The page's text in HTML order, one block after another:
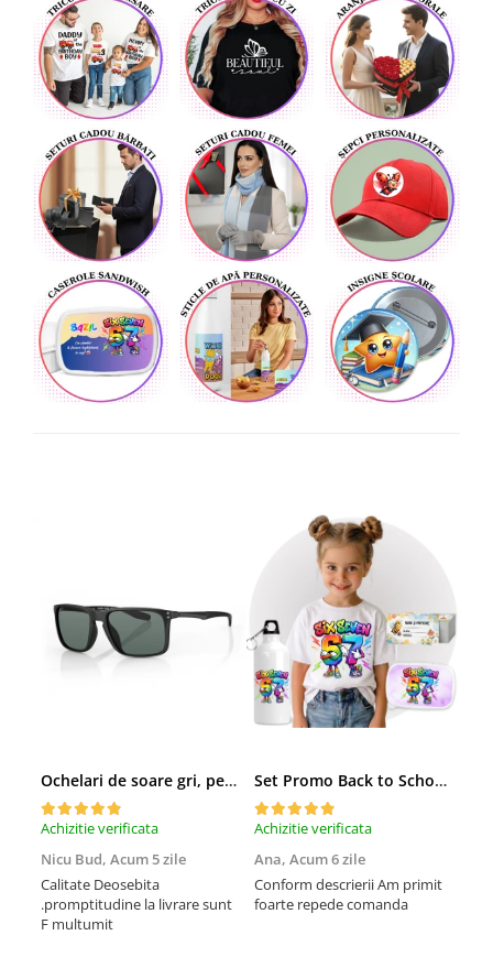
Ochelari de soare gri, pentru barbati, Daniel Klein Sunglasses, DK3250-2
Achizitie verificata
Nicu Bud, Acum 5 zile
Calitate Deosebita
.promptitudine la livrare sunt
F multumit
Set Promo Back to School Six Seven 67 – Tricou + Cutie + Bidon Personalizat pentru copilul tău
Achizitie verificata
Ana, Acum 6 zile
Conform descrierii Am primit
foarte repede comanda